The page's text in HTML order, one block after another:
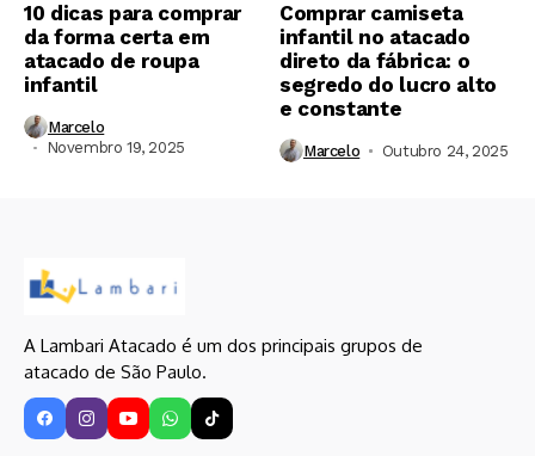
10 dicas para comprar
da forma certa em
atacado de roupa
infantil
Marcelo
Novembro 19, 2025
Comprar camiseta
infantil no atacado
direto da fábrica: o
segredo do lucro alto
e constante
Marcelo Outubro 24, 2025
A Lambari Atacado é um dos principais grupos de
atacado de São Paulo.